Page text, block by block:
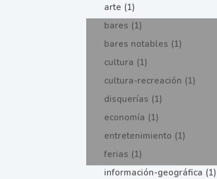
arte (1)
bares (1)
bares notables (1)
cultura (1)
cultura-recreación (1)
disquerías (1)
economía (1)
entretenimiento (1)
ferias (1)
información-geográfica (1)